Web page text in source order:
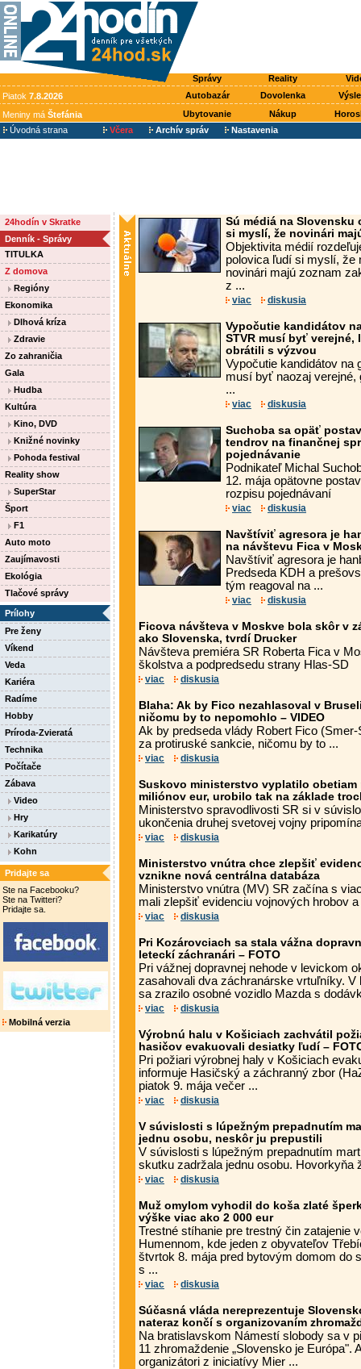
Správy Reality
Piatok 7.8.2026 Autobazár Dovolenka
Meniny má Štefánia Ubytovanie Nákup
Úvodná strana
Včera Archív správ Nastavenia
24hodín v Skratke
Denník - Správy
TITULKA
Z domova
Regióny
Ekonomika
Dlhová kríza
Zdravie
Zo zahraničia
Gala
Hudba
Kultúra
Kino, DVD
Knižné novinky
Pohoda festival
Reality show
SuperStar
Šport
F1
Auto moto
Zaujímavosti
Ekológia
Tlačové správy
Prílohy
Pre ženy
Víkend
Veda
Kariéra
Radíme
Hobby
Príroda-Zvieratá
Technika
Počítače
Zábava
Video
Hry
Karikatúry
Kohn
Pridajte sa
Ste na Facebooku?
Ste na Twitteri?
Pridajte sa.
Mobilná verzia
Sú médiá na
si myslí, že novinári
Objektivita médií
polovica ľudí si myslí, že
novinári majú zoznam
z ...
viac diskusia
Vypočutie kandidátov
STVR musí byť verejné,
obrátili s výzvou
Vypočutie kandidátov na
musí byť naozaj verejné,
...
viac diskusia
Suchoba sa opäť
tendrov na finančnej
pojednávanie
Podnikateľ Michal
12. mája opätovne
rozpisu pojednávaní
viac diskusia
Navštíviť agresora je
na návštevu Fica v
Navštíviť agresora je
Predseda KDH a
tým reagoval na ...
viac diskusia
Ficova návšteva v Moskve bola skôr v
ako Slovenska, tvrdí Drucker
Návšteva premiéra SR Roberta Fica v
školstva a podpredsedu strany Hlas-SD
viac diskusia
Blaha: Ak by Fico nezahlasoval v
ničomu by to nepomohlo – VIDEO
Ak by predseda vlády Robert Fico
za protiruské sankcie, ničomu by to ...
viac diskusia
Suskovo ministerstvo vyplatilo obetiam
miliónov eur, urobilo tak na základe
Ministerstvo spravodlivosti SR si v
ukončenia druhej svetovej vojny
viac diskusia
Ministerstvo vnútra chce zlepšiť
vznikne nová centrálna databáza
Ministerstvo vnútra (MV) SR začína s
mali zlepšiť evidenciu vojnových hrobov
viac diskusia
Pri Kozárovciach sa stala vážna
leteckí záchranári – FOTO
Pri vážnej dopravnej nehode v levickom
zasahovali dva záchranárske vrtuľníky. V
sa zrazilo osobné vozidlo Mazda s
viac diskusia
Výrobnú halu v Košiciach zachvátil
hasičov evakuovali desiatky ľudí –
Pri požiari výrobnej haly v Košiciach
informuje Hasičský a záchranný zbor
piatok 9. mája večer ...
viac diskusia
V súvislosti s lúpežným prepadnutím
jednu osobu, neskôr ju prepustili
V súvislosti s lúpežným prepadnutím
skutku zadržala jednu osobu. Hovorkyňa
viac diskusia
Muž omylom vyhodil do koša zlaté
výške viac ako 2 000 eur
Trestné stíhanie pre trestný čin zatajenie
Humennom, kde jeden z obyvateľov
štvrtok 8. mája pred bytovým domom do
s ...
viac diskusia
Súčasná vláda nereprezentuje
nateraz končí s organizovaním
Na bratislavskom Námestí slobody sa v
11 zhromaždenie „Slovensko je Európa".
organizátori z iniciatívy Mier ...